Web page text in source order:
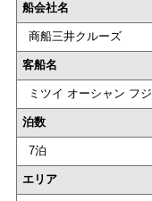
船会社名
商船三井クルーズ
客船名
ミツイ オーシャン フジ
泊数
7泊
エリア